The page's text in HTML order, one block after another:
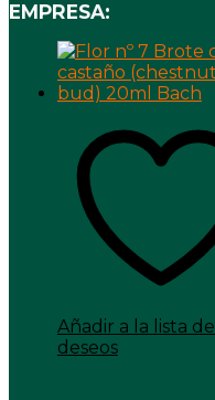
Añadir a la lista de
deseos
EMPRESA: